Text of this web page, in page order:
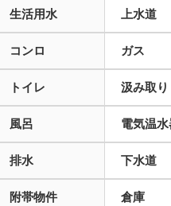
生活用水 上水道
コンロ ガス
トイレ 汲み取り
風呂 電気温
排水 下水道
附帯物件 倉庫